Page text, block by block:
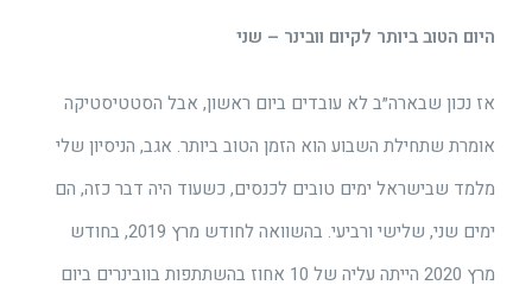
היום הטוב ביותר לקיום וובינר – שני
אז נכון שבארה״ב לא עובדים ביום ראשון, אבל הסטטיסטיקה
אומרת שתחילת השבוע הוא הזמן הטוב ביותר. אגב, הניסיון שלי
מלמד שבישראל ימים טובים לכנסים, כשעוד היה דבר כזה, הם
ימים שני, שלישי ורביעי. בהשוואה לחודש מרץ 2019, בחודש
מרץ 2020 הייתה עליה של 10 אחוז בהשתתפות בוובינרים ביום